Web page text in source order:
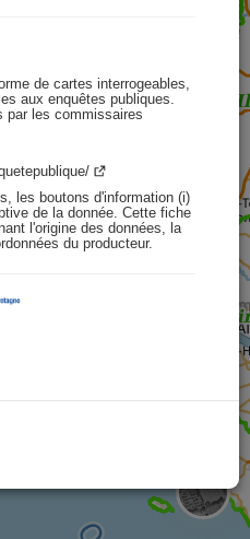
de cartes interrogeables,
aux enquêtes publiques.
par les commissaires
les boutons d'information (i)
de la donnée. Cette fiche
l'origine des données, la
du producteur.